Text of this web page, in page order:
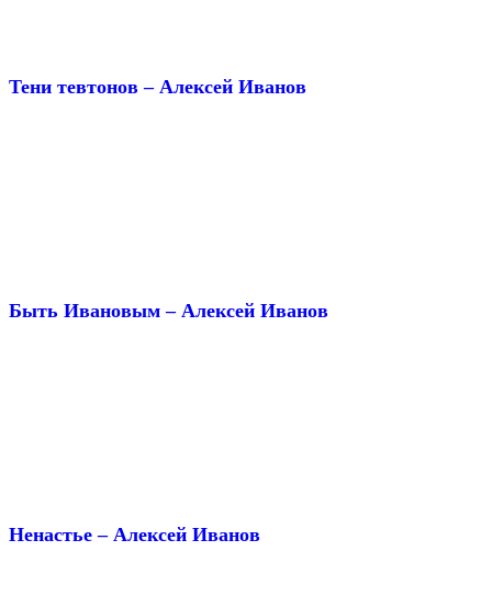
Тени тевтонов – Алексей Иванов
Быть Ивановым – Алексей Иванов
Ненастье – Алексей Иванов